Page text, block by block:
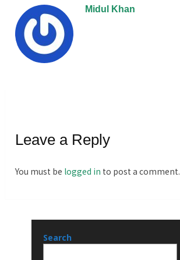
Midul Khan
Leave a Reply
You must be logged in to post a comment.
Search